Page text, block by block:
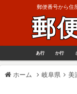
郵便番号から住
郵
あ行 か行
ホーム 岐阜県 美